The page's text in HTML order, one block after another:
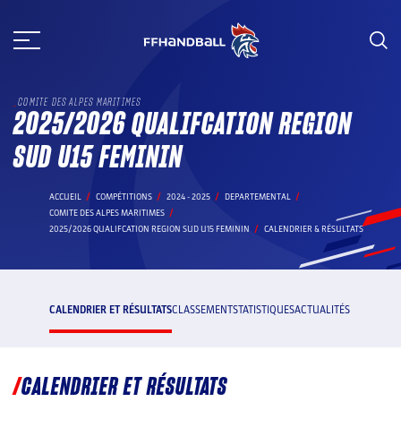
au
COMITE DES ALPES MARITIMES
2025/2026 QUALIFCATION REGION
SUD U15 FEMININ
ACCUEIL COMPÉTITIONS 2024 - 2025
DEPARTEMENTAL
COMITE DES ALPES MARITIMES
2025/2026 QUALIFCATION REGION SUD U15 FEMININ
CALENDRIER & RÉSULTATS
CALENDRIER ET RÉSULTATSCLASSEMENTSTATISTIQUESACTUALITÉS
CALENDRIER ET RÉSULTATS